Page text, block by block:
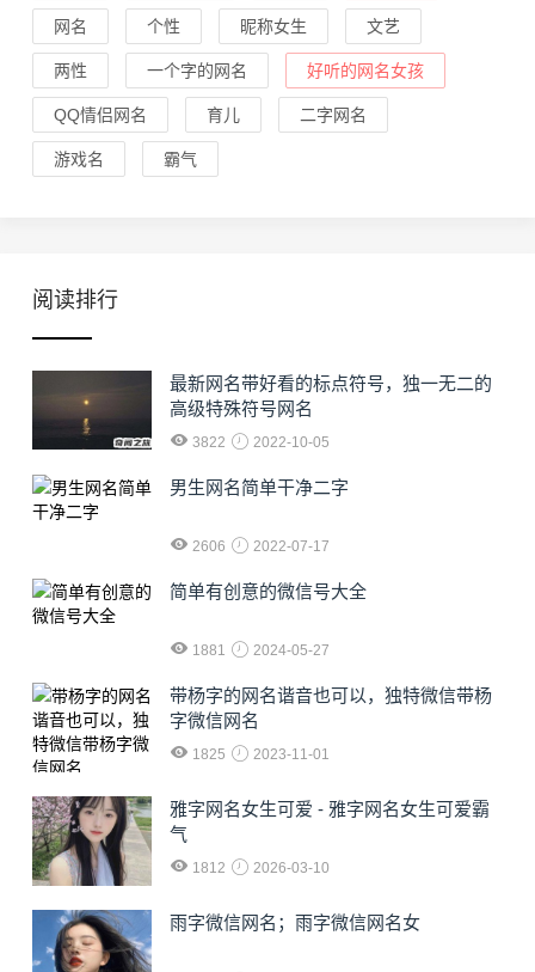
网名 个性 昵称女生 文艺
两性 一个字的网名 好听的网名女孩
QQ情侣网名 育儿 二字网名
游戏名 霸气
阅读排行
最新网名带好看的标点符号，独一无二的
高级特殊符号网名
3822 2022-10-05
男生网名简单干净二字
2606 2022-07-17
简单有创意的微信号大全
1881 2024-05-27
​带杨字的网名谐音也可以，独特微信带杨
字微信网名
1825 2023-11-01
雅字网名女生可爱 - 雅字网名女生可爱霸
气
1812 2026-03-10
雨字微信网名；雨字微信网名女